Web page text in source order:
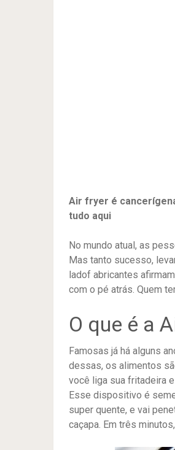
Air fryer é
tudo aqui
No mundo atual, as
Mas tanto sucesso,
ladof abricantes
com o pé atrás. Quem
O que é a
Famosas já há alguns
dessas, os alimentos
você liga sua fritadeira
Esse dispositivo é
super quente, e vai
caçapa. Em três